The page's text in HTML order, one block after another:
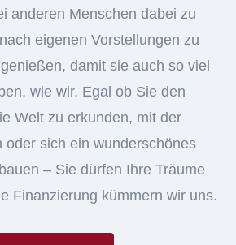
anderen Menschen dabei zu
eigenen Vorstellungen zu
damit sie auch so viel
wie wir. Egal ob Sie den
Welt zu erkunden, mit der
oder sich ein wunderschönes
– Sie dürfen Ihre Träume
Finanzierung kümmern wir uns.